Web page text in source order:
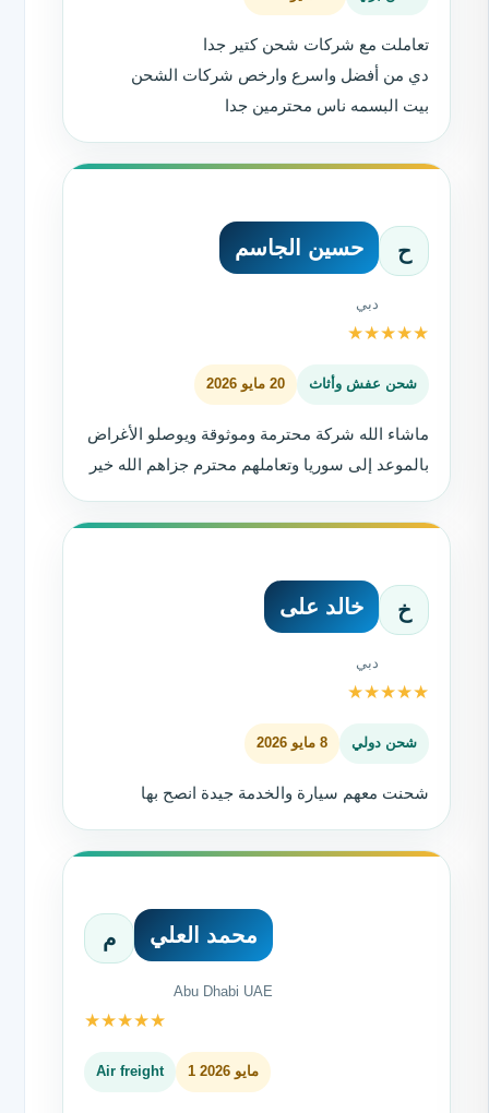
تعاملت مع شركات شحن كتير جدا
دي من أفضل واسرع وارخص شركات الشحن
بيت البسمه ناس محترمين جدا
ح حسين الجاسم
دبي
★
★
★
★
★
شحن عفش وأثاث 20 مايو 2026
ماشاء الله شركة محترمة وموثوقة ويوصلو الأغراض
بالموعد إلى سوريا وتعاملهم محترم جزاهم الله خير
خ خالد على
دبي
★
★
★
★
★
شحن دولي 8 مايو 2026
شحنت معهم سيارة والخدمة جيدة انصح بها
م محمد العلي
Abu Dhabi UAE
★★★★★
Air freight 1 مايو 2026